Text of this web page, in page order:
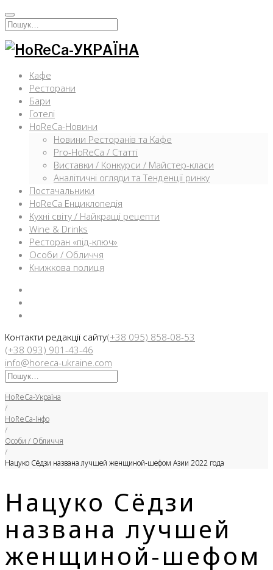
Перейти
кИскать:
Кафе
Ресторани
Бари
Готелі
HoReCa-Новини
Новини Ресторанів та Кафе
Pro-HoReCa / Статті
Виставки / Конкурси / Майстер-класи
Аналітичні огляди та Тенденції ринку
Постачальники
HoReCa Енциклопедія
Кухні світу / Найкращі рецепти
Wine & Drinks
Ресторан «під-ключ»
Особи / Обличчя
Книжкова полиця
Контакти редакції сайту(+38 095) 858-08-53
(+38 093) 901-43-46
info@horeca-ukraine.com
Искать:
HoReCa-Україна
/
HoReCa-Інфо
/
Особи / Обличчя
/
Нацуко Сёдзи названа лучшей женщиной-шефом Азии 2022 года
Нацуко Сёдзи
названа лучшей
женщиной-шефом